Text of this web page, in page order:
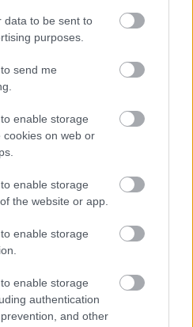
data to be sent to
purposes.
send me
enable storage
cookies on web or
enable storage
the website or app.
enable storage
enable storage
authentication
and other
ούτε όμως και τον
η Ζέτα Μακρυπούλια
Κριστιάνο Ρονάλντο, που
για τις επιθέσεις σε
δεν βρήκε λύσεις και
με τη Ναϊμέγκεν
Τζόκερ
στον καταψύκτη τον νεκρό
τη σύνταξή του και
ομολογία για τον